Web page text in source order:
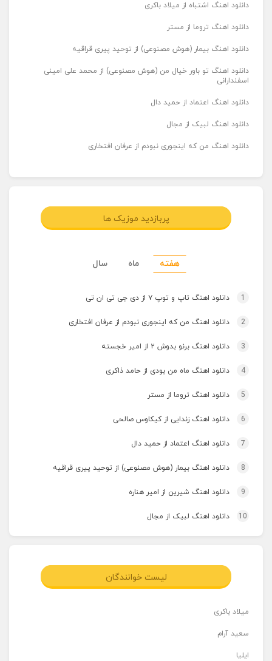
دانلود اهنگ اشتباه از میلاد باکری
دانلود اهنگ تروما از مستر
دانلود اهنگ بیمار (هوش مصنوعی) از توحید پیری قراقیه
دانلود اهنگ تو باور خیال من (هوش مصنوعی) از محمد علی امینی
اسفندارانی
دانلود اهنگ اعتماد از حمید دال
دانلود اهنگ لبیک از مجال
دانلود اهنگ من که اینجوری نبودم از عرفان افتخاری
پربازدید موزیک ها
هفته ماه سال
1 دانلود اهنگ تاپ و توپ ۷ از دی جی تی ان تی
2 دانلود اهنگ من که اینجوری نبودم از عرفان افتخاری
3 دانلود اهنگ برنو بدوش ۲ از امیر خجسته
4 دانلود اهنگ ماه من بودی از حامد ذاکری
5 دانلود اهنگ تروما از مستر
6 دانلود اهنگ زندایی از کیکاوس صالحی
7 دانلود اهنگ اعتماد از حمید دال
8 دانلود اهنگ بیمار (هوش مصنوعی) از توحید پیری قراقیه
9 دانلود اهنگ شیرین از امیر هناره
10 دانلود اهنگ لبیک از مجال
لیست خوانندگان
میلاد باکری
سعید آرام
ایلیا